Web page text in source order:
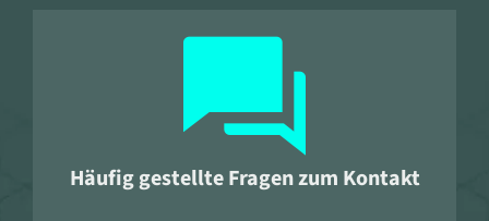
Häufig gestellte Fragen zum Kontakt